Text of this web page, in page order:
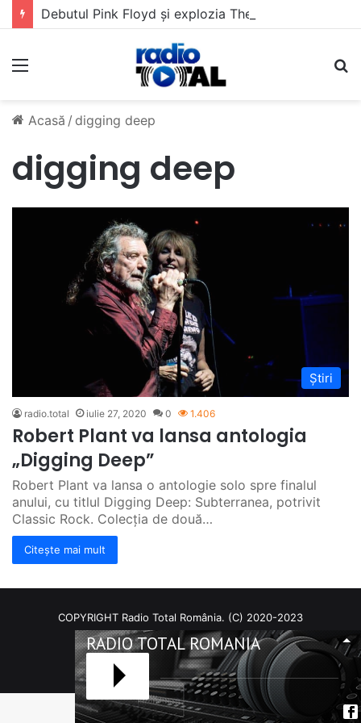
Debutul Pink Floyd și explozia The Kinks
Meniu
Acasă / digging deep
digging deep
Știri
radio.total iulie 27, 2020 0 1.406
Robert Plant va lansa antologia
„Digging Deep”
Robert Plant va lansa o antologie solo spre finalul
anului, cu titlul Digging Deep: Subterranea, potrivit
Classic Rock. Colecția de două…
Citește mai mult
COPYRIGHT Radio Total România. (C) 2020-2023
Facebook
RSS
RADIO TOTAL ROMANIA